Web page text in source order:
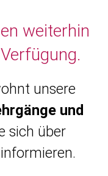
weiterhin
unsere
und
sich über